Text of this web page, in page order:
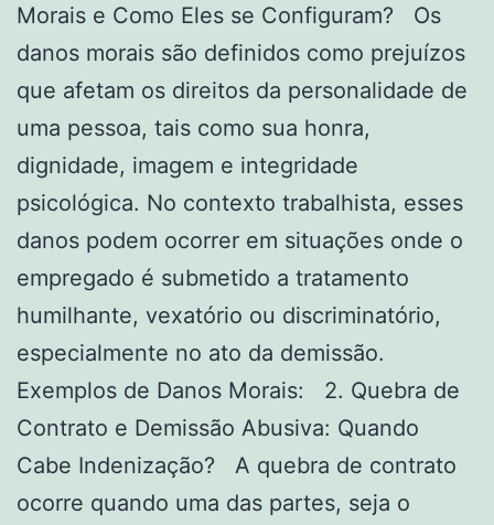
Morais e Como Eles se Configuram? Os
danos morais são definidos como prejuízos
que afetam os direitos da personalidade de
uma pessoa, tais como sua honra,
dignidade, imagem e integridade
psicológica. No contexto trabalhista, esses
danos podem ocorrer em situações onde o
empregado é submetido a tratamento
humilhante, vexatório ou discriminatório,
especialmente no ato da demissão.
Exemplos de Danos Morais: 2. Quebra de
Contrato e Demissão Abusiva: Quando
Cabe Indenização? A quebra de contrato
ocorre quando uma das partes, seja o